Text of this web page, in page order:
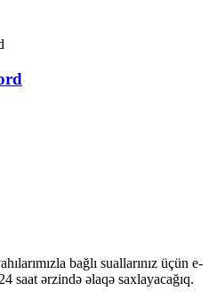
bağlı suallarınız üçün e-
saat ərzində əlaqə saxlayacağıq.